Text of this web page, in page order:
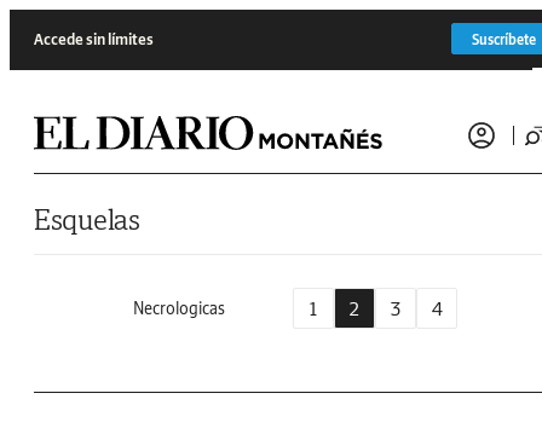
Accede sin límites Suscríbete
Esquelas
Necrologicas 1 2 3 4